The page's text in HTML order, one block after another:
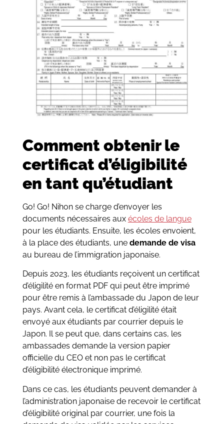
Comment obtenir le
certificat d’éligibilité
en tant qu’étudiant
Go! Go! Nihon se charge d’envoyer les
documents nécessaires aux écoles de langue
pour les étudiants. Ensuite, les écoles envoient,
à la place des étudiants, une demande de visa
au bureau de l’immigration japonaise.
Depuis 2023, les étudiants reçoivent un certificat
d’éligilité en format PDF qui peut être imprimé
pour être remis à l’ambassade du Japon de leur
pays. Avant cela, le certificat d’éligilité était
envoyé aux étudiants par courrier depuis le
Japon. Il se peut que, dans certains cas, les
ambassades demande la version papier
officielle du CEO et non pas le certificat
d’éligibilité électronique imprimé.
Dans ce cas, les étudiants peuvent demander à
l’administration japonaise de recevoir le certificat
d’éligibilité original par courrier, une fois la